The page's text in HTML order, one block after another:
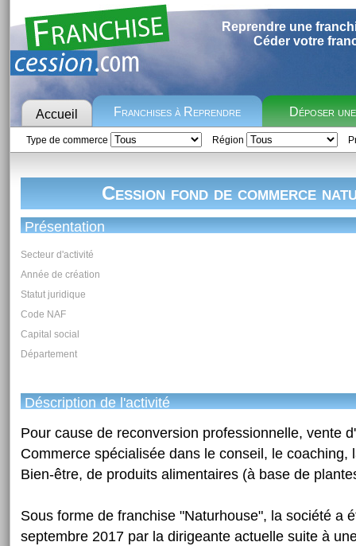
Reprendre une
Céder votre
Accueil Franchises à Reprendre Déposer
Type de commerce Région
Cession fond de commerce
Présentation
Secteur d'activité
Année de création
Statut juridique
Code NAF
Capital social
Département
Déscription de l'activité
Pour cause de reconversion professionnelle, vente
Commerce spécialisée dans le conseil, le coaching,
Bien-être, de produits alimentaires (à base de
Sous forme de franchise "Naturhouse", la société a
septembre 2017 par la dirigeante actuelle suite à